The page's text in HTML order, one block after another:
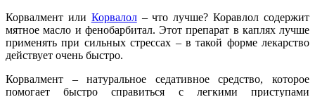
Корвалмент или Корвалол– что лучше? Коравлол содержит
мятное масло и фенобарбитал. Этот препарат в каплях лучше
применять при сильных стрессах – в такой форме лекарство
действует очень быстро.
Корвалмент – натуральное седативное средство, которое
помогает быстро справиться с легкими приступами